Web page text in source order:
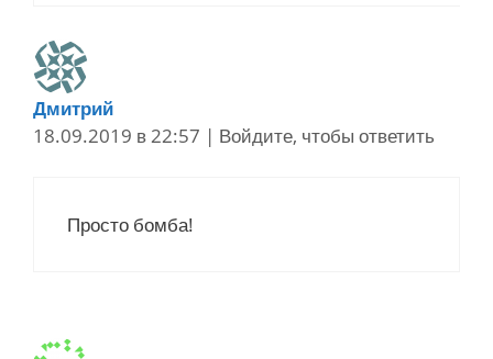
Дмитрий
18.09.2019 в 22:57 | Войдите, чтобы ответить
Просто бомба!